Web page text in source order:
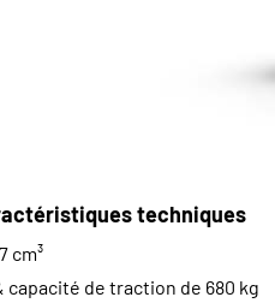
techniques
cm³
capacité de traction de 680 kg